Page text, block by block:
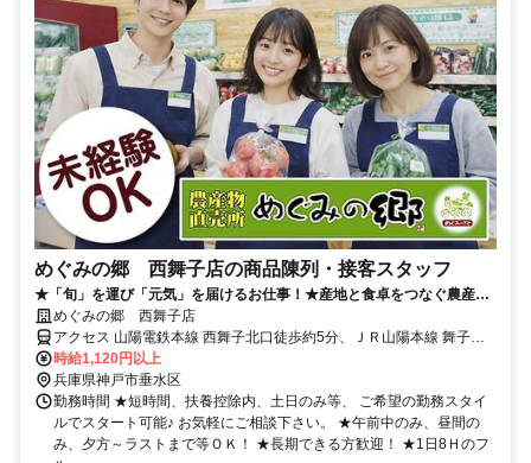
めぐみの郷 西舞子店の商品陳列・接客スタッフ
★「旬」を運び「元気」を届けるお仕事！★産地と食卓をつなぐ農産物
直売所「めぐみの郷」がオープニング的にスタッフ募集！★未経験者歓
迎！★
めぐみの郷 西舞子店
アクセス 山陽電鉄本線 西舞子北口徒歩約5分、ＪＲ山陽本線 舞子南
口徒歩約14分、ＪＲ山陽本線 朝霧徒歩約20分
時給1,120円以上
兵庫県神戸市垂水区
勤務時間 ★短時間、扶養控除内、土日のみ等、 ご希望の勤務スタイ
ルでスタート可能♪ お気軽にご相談下さい。 ★午前中のみ、昼間の
み、夕方～ラストまで等ＯＫ！ ★長期できる方歓迎！ ★1日8Ｈのフ